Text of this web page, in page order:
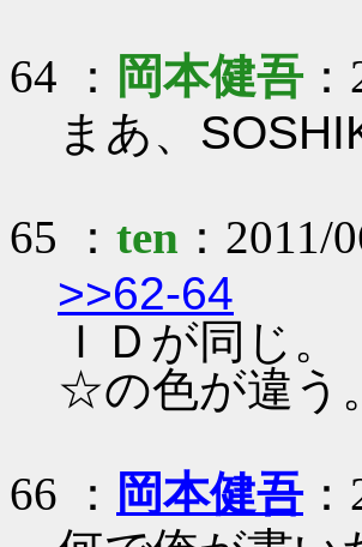
64 ： 岡本健吾：
まあ、
65 ： ten ：
>>62-64
ＩＤが同じ。
☆の色が違う。
66 ： 岡本健吾：